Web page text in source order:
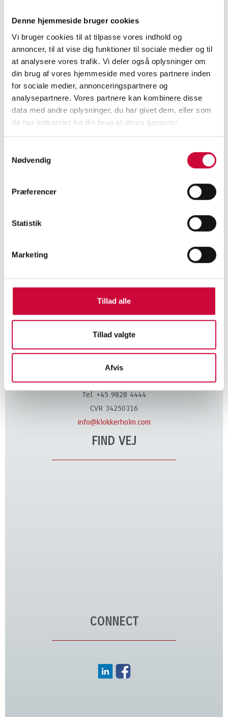
Denne hjemmeside bruger cookies
Vi bruger cookies til at tilpasse vores indhold og
annoncer, til at vise dig funktioner til sociale medier og til
at analysere vores trafik. Vi deler også oplysninger om
din brug af vores hjemmeside med vores partnere inden
for sociale medier, annonceringspartnere og
analysepartnere. Vores partnere kan kombinere disse
data med andre oplysninger, du har givet dem, eller som
de har indsamlet fra din brug af deres tjenester.
Nødvendig
Præferencer
Statistik
Marketing
Tillad alle
Tillad valgte
Afvis
beslutninger om prissætning og salgsindsats.
Han skal blandt andet analysere markeds- og
salgsdata, arbejde med salgsoptimering og
evaluering af datagrundlag.
Vi er glade for at kunne byde Lars velkommen
til Klokkerholm.
<
KONTAKT OS I DAG
og få mere at vide om
vores karosseridele!
KONTAKT
Klokkerholm Karosseridele A/S
Kløvervej 6
9320 Hjallerup
Tel. +45 9828 4444
CVR 34250316
info@klokkerholm.com
FIND VEJ
CONNECT